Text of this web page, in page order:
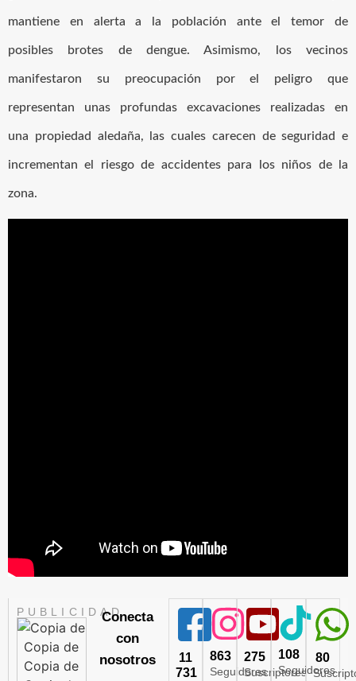
mantiene en alerta a la población ante el temor de
posibles brotes de dengue. Asimismo, los vecinos
manifestaron su preocupación por el peligro que
representan unas profundas excavaciones realizadas en
una propiedad aledaña, las cuales carecen de seguridad e
incrementan el riesgo de accidentes para los niños de la
zona.
PUBLICIDADConecta
con
nosotros
11
731
863
Seguidores
275
Suscriptores
108
Seguidores
80